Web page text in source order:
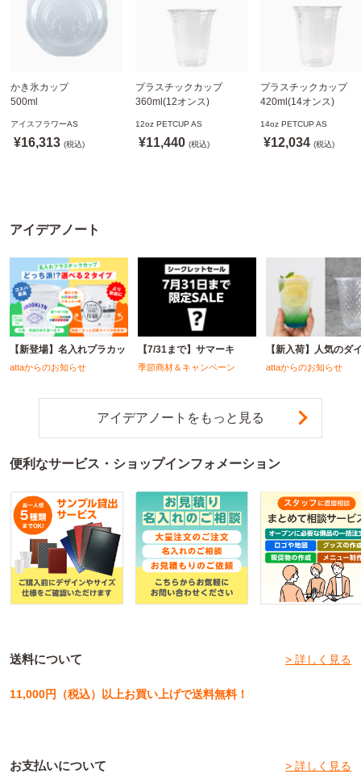
かき氷カップ
500ml
※北海道・沖縄・離島 送
料別途
アイスフラワーAS
¥16,313 (税込)
プラスチックカップ
360ml(12オンス)
製)
※沖縄・離島 配送料別途
12oz PETCUP AS
¥11,440 (税込)
プラスチックカップ
420ml(14オンス)
製)
※沖縄・離島 配送料
14oz PETCUP AS
¥12,034 (税込)
アイデアノート
【新登場】名入れプラカッ
attaからのお知らせ
【7/31まで】サマーキ
季節商材＆キャンペーン
【新入荷】人気のダ
attaからのお知らせ
アイデアノートをもっと見る
便利なサービス・ショップインフォメーション
送料について > 詳しく見る
11,000円（税込）以上お買い上げで送料無料！
お支払いについて > 詳しく見る